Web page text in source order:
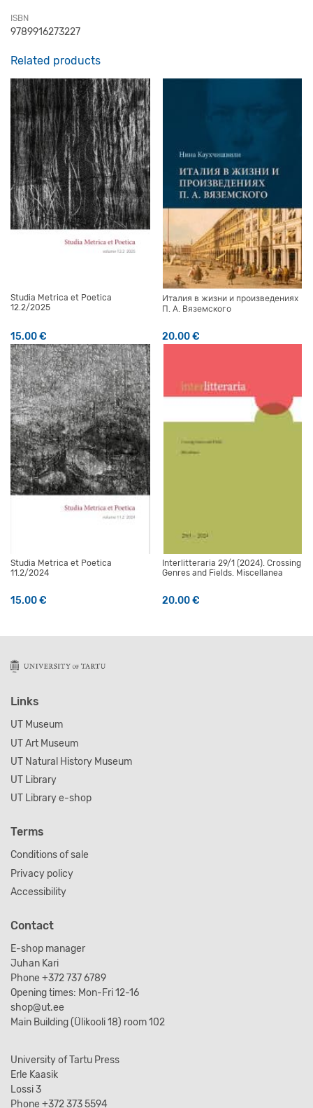
ISBN
9789916273227
Related products
Studia Metrica et Poetica
12.2/2025
15.00€
Италия в жизни и произведениях
П. А. Вяземского
20.00€
Studia Metrica et Poetica
11.2/2024
15.00€
Interlitteraria 29/1 (2024). Crossing
Genres and Fields. Miscellanea
20.00€
Links
UT Museum
UT Art Museum
UT Natural History Museum
UT Library
UT Library e-shop
Terms
Conditions of sale
Privacy policy
Accessibility
Contact
E-shop manager
Juhan Kari
Phone +372 737 6789
Opening times: Mon-Fri 12-16
shop@ut.ee
Main Building (Ülikooli 18) room 102
University of Tartu Press
Erle Kaasik
Lossi 3
Phone +372 373 5594